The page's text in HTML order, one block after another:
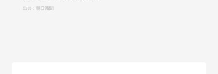
出典：朝日新聞